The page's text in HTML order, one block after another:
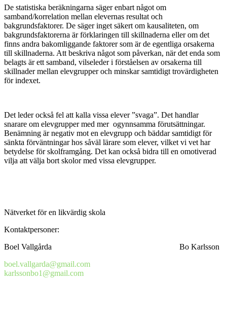
De statistiska beräkningarna säger enbart något om
samband/korrelation mellan elevernas resultat och
bakgrundsfaktorer. De säger inget säkert om kausaliteten, om
bakgrundsfaktorerna är förklaringen till skillnaderna eller om det
finns andra bakomliggande faktorer som är de egentliga orsakerna
till skillnaderna. Att beskriva något som påverkan, när det enda som
belagts är ett samband, vilseleder i förståelsen av orsakerna till
skillnader mellan elevgrupper och minskar samtidigt trovärdigheten
för indexet.
Det leder också fel att kalla vissa elever ”svaga”. Det handlar
snarare om elevgrupper med mer ogynnsamma förutsättningar.
Benämning är negativ mot en elevgrupp och bäddar samtidigt för
sänkta förväntningar hos såväl lärare som elever, vilket vi vet har
betydelse för skolframgång. Det kan också bidra till en omotiverad
vilja att välja bort skolor med vissa elevgrupper.
Nätverket för en likvärdig skola
Kontaktpersoner:
Boel Vallgårda Bo Karlsson
boel.vallgarda@gmail.com
karlssonbo1@gmail.com